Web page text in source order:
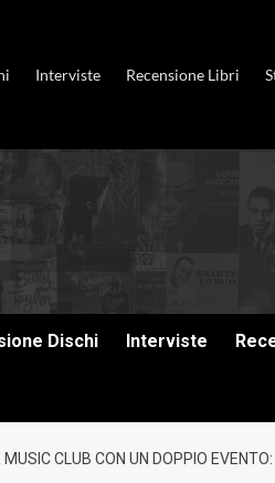
Interviste Recensione Libri
Dischi Interviste
CLUB CON UN DOPPIO